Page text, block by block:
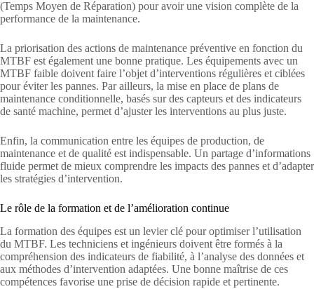
(Temps Moyen de Réparation) pour avoir une vision complète de la
performance de la maintenance.
La priorisation des actions de maintenance préventive en fonction du
MTBF est également une bonne pratique. Les équipements avec un
MTBF faible doivent faire l’objet d’interventions régulières et ciblées
pour éviter les pannes. Par ailleurs, la mise en place de plans de
maintenance conditionnelle, basés sur des capteurs et des indicateurs
de santé machine, permet d’ajuster les interventions au plus juste.
Enfin, la communication entre les équipes de production, de
maintenance et de qualité est indispensable. Un partage d’informations
fluide permet de mieux comprendre les impacts des pannes et d’adapter
les stratégies d’intervention.
Le rôle de la formation et de l’amélioration continue
La formation des équipes est un levier clé pour optimiser l’utilisation
du MTBF. Les techniciens et ingénieurs doivent être formés à la
compréhension des indicateurs de fiabilité, à l’analyse des données et
aux méthodes d’intervention adaptées. Une bonne maîtrise de ces
compétences favorise une prise de décision rapide et pertinente.